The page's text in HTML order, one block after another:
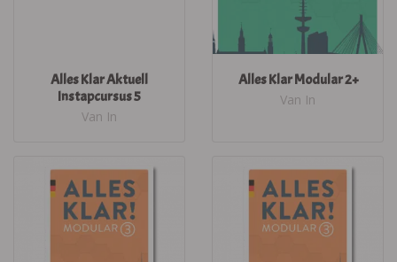
Alles Klar Aktuell
Instapcursus 5
Van In
Alles Klar Modular 2+
Van In